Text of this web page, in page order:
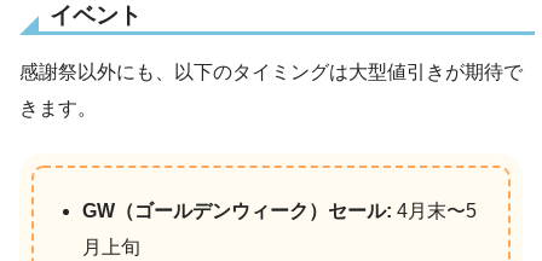
イベント
感謝祭以外にも、以下のタイミングは大型値引きが期待で
きます。
GW（ゴールデンウィーク）セール: 4月末〜5
月上旬